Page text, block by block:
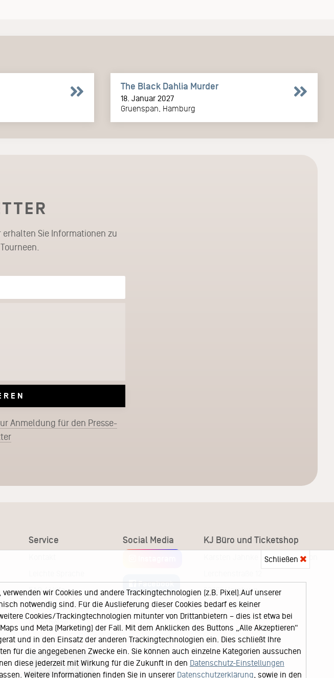
The Black Dahlia Murder
18. Januar 2027
Gruenspan, Hamburg
Sie Informationen zu
Anmeldung für den Presse-
Service
FAQ / Hilfe
Ticketshop Hamburg
Callback-Service
Ticketservice
040 - 413 22 60
Social Media
Facebook
KJ Büro und Ticketshop
Karsten Jahnke Konzertdirektion
22767 Hamburg
Schließen
wir Cookies und andere Trackingtechnologien (z.B. Pixel).Auf unserer
notwendig sind. Für die Auslieferung dieser Cookies bedarf es keiner
Cookies/Trackingtechnologien mitunter von Drittanbietern – dies ist etwa bei
und Meta (Marketing) der Fall. Mit dem Anklicken des Buttons „Alle Akzeptieren“
und in den Einsatz der anderen Trackingtechnologien ein. Dies schließt Ihre
für die angegebenen Zwecke ein. Sie können auch einzelne Kategorien aussuchen
diese jederzeit mit Wirkung für die Zukunft in den Datenschutz-Einstellungen
Weitere Informationen finden Sie in unserer Datenschutzerklärung , sowie in den